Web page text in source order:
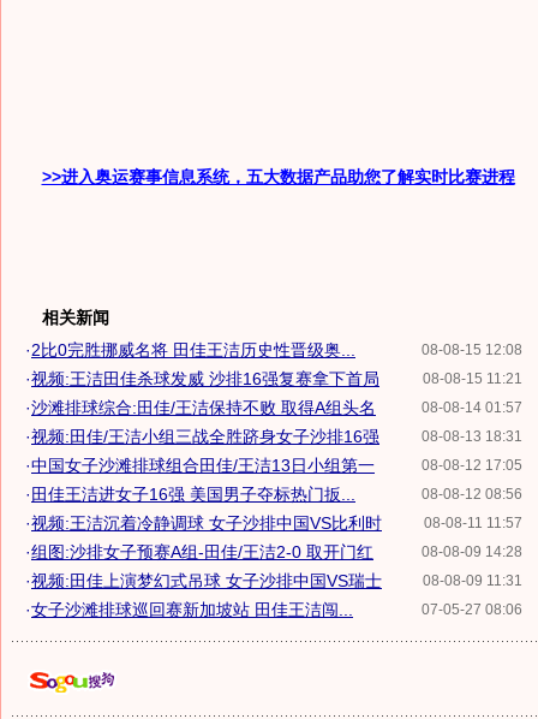
>>进入奥运赛事信息系统，五大数据产品助您了解实时比赛进程
相关新闻
08-08-15 12:08
·2比0完胜挪威名将 田佳王洁历史性晋级奥...
08-08-15 11:21
·视频:王洁田佳杀球发威 沙排16强复赛拿下首局
08-08-14 01:57
·沙滩排球综合:田佳/王洁保持不败 取得A组头名
08-08-13 18:31
·视频:田佳/王洁小组三战全胜跻身女子沙排16强
08-08-12 17:05
·中国女子沙滩排球组合田佳/王洁13日小组第一
08-08-12 08:56
· 田佳王洁进女子16强 美国男子夺标热门扳...
08-08-11 11:57
·视频:王洁沉着冷静调球 女子沙排中国VS比利时
08-08-09 14:28
·组图:沙排女子预赛A组-田佳/王洁2-0 取开门红
08-08-09 11:31
·视频:田佳上演梦幻式吊球 女子沙排中国VS瑞士
07-05-27 08:06
·女子沙滩排球巡回赛新加坡站 田佳王洁闯...